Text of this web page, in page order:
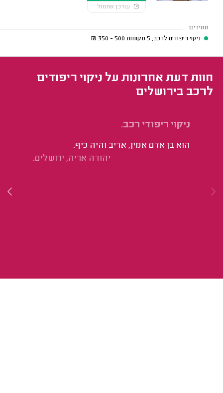
עודכן אתמול
מחירים:
ניקוי ריפודים לרכב, 5 מקומות
500 - 350
₪
חוות דעת אחרונות על ניקוי ריפודים
לרכב בירושלים
ניקוי ריפודי רכב.
הוא בן אדם אמין, אדיב והיה כיף.
יהודה אריה, ירושלים.